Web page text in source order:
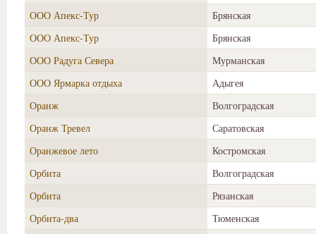
ООО Апекс-Тур
Брянская
ООО Апекс-Тур
Брянская
ООО Радуга Севера
Мурманская
ООО Ярмарка отдыха
Адыгея
Оранж
Волгоградская
Оранж Тревел
Саратовская
Оранжевое лето
Костромская
Орбита
Волгоградская
Орбита
Рязанская
Орбита-два
Тюменская